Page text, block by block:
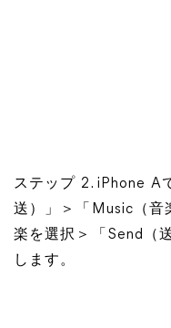
ステップ 2. iPhone A
送）」＞「Music（音
楽を選択＞「Send（
します。